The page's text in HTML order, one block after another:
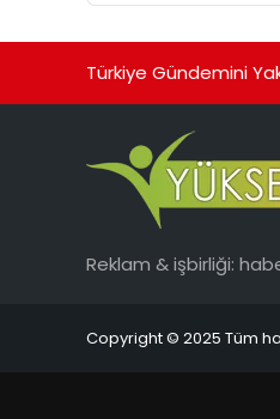
Türkiye Gündemini
Reklam & işbirliği:
Copyright © 2025 Tüm